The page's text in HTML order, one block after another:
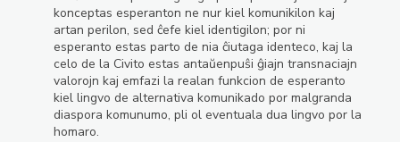
konceptas esperanton ne nur kiel komunikilon kaj
artan perilon, sed ĉefe kiel identigilon; por ni
esperanto estas parto de nia ĉiutaga identeco, kaj la
celo de la Civito estas antaŭenpuŝi ĝiajn transnaciajn
valorojn kaj emfazi la realan funkcion de esperanto
kiel lingvo de alternativa komunikado por malgranda
diaspora komunumo, pli ol eventuala dua lingvo por la
homaro.